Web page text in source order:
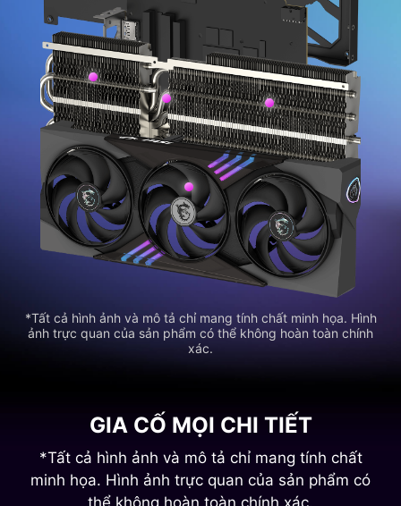
*Tất cả hình ảnh và mô tả chỉ mang tính chất minh họa. Hình
ảnh trực quan của sản phẩm có thể không hoàn toàn chính
xác.
GIA CỐ MỌI CHI TIẾT
*Tất cả hình ảnh và mô tả chỉ mang tính chất
minh họa. Hình ảnh trực quan của sản phẩm có
thể không hoàn toàn chính xác.